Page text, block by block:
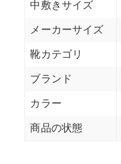
中敷きサイズ
メーカーサイズ
靴カテゴリ
ブランド
カラー
商品の状態